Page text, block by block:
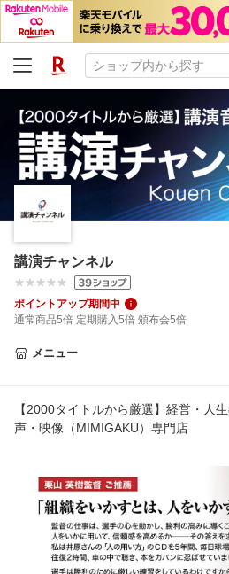
講演チャンネル
ポイントアップ期間中
通常商品5倍 定期購入5倍 頒布会5倍
メニュー
【2000タイトルから厳選】経営・人
声・映像（MIMIGAKU）専門店